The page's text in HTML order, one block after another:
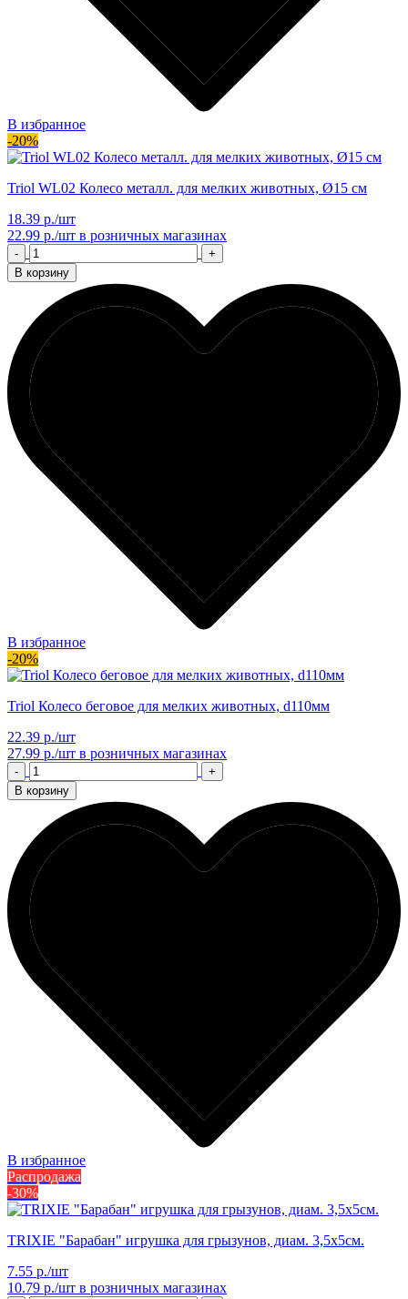
В избранное
-20%
Triol WL02 Колесо металл. для мелких животных, Ø15 cм
18.39 р./шт
22.99 р./шт в розничных магазинах
-
+
В корзину
В избранное
-20%
Triol Колесо беговое для мелких животных, d110мм
22.39 р./шт
27.99 р./шт в розничных магазинах
-
+
В корзину
В избранное
Распродажа
-30%
TRIXIE "Барабан" игрушка для грызунов, диам. 3,5х5см.
7.55 р./шт
10.79 р./шт в розничных магазинах